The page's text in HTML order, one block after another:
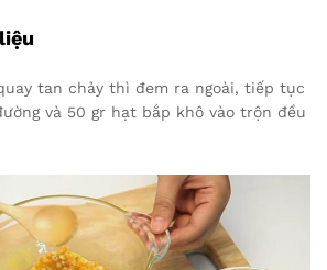
tan chảy thì đem ra ngoài, tiếp tục
và 50 gr hạt bắp khô vào trộn đều